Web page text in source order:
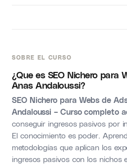
SOBRE EL CURSO
¿Que es SEO Nichero para
Anas Andaloussi?
SEO Nichero para Webs de
Andaloussi – Curso completo
conseguir ingresos pasivos por
El conocimiento es poder.
metodologías que aplican los
ingresos pasivos con los nichos